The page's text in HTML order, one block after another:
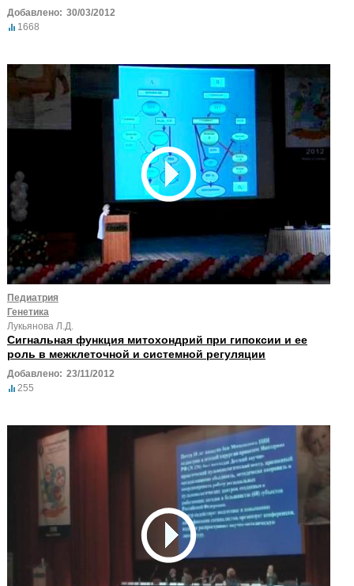
Добавлено: 30/03/2012
1668
Педиатрия
Генетика
Лукьянова Л.Д.
Сигнальная функция митохондрий при гипоксии и ее
роль в межклеточной и системной регуляции
Добавлено: 23/11/2012
255